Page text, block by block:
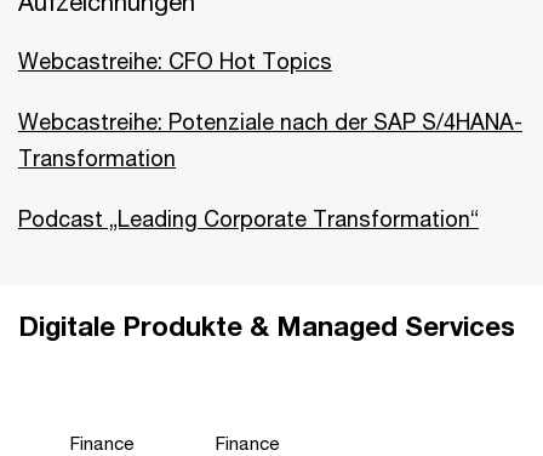
Webcastreihe: CFO Hot Topics
Webcastreihe: Potenziale nach der SAP S/4HANA-
Transformation
Podcast „Leading Corporate Transformation“
Digitale Produkte & Managed Services
Finance
Finance